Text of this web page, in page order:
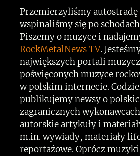
Przemierzyliśmy autostradę
wspinaliśmy się po
Piszemy o muzyce i
RockMetalNews TV.
największych portali
poświęconych muzyce
w polskim internecie.
publikujemy newsy o
zagranicznych
autorskie artykuły i
m.in. wywiady, materiały
reportażowe. Oprócz muzyki